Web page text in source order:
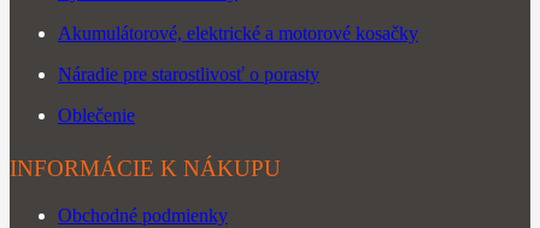
Akumulátorové, elektrické a motorové kosačky
Náradie pre starostlivosť o porasty
Oblečenie
INFORMÁCIE K NÁKUPU
Obchodné podmienky